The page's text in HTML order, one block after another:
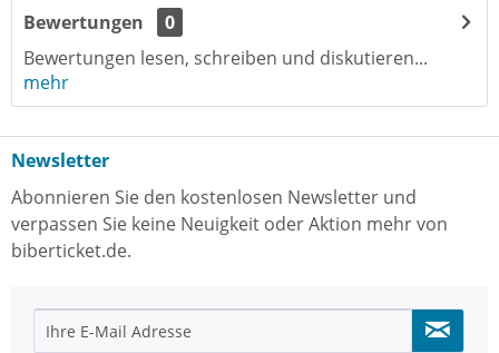
Bewertungen
0
Bewertungen lesen, schreiben und diskutieren...
mehr
Newsletter
Abonnieren Sie den kostenlosen Newsletter und
verpassen Sie keine Neuigkeit oder Aktion mehr von
biberticket.de.